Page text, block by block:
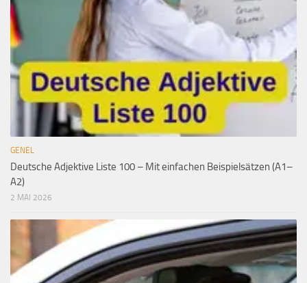
GENEL
Deutsche Adjektive Liste 100 – Mit einfachen Beispielsätzen (A1–
A2)
2 MAI 2026